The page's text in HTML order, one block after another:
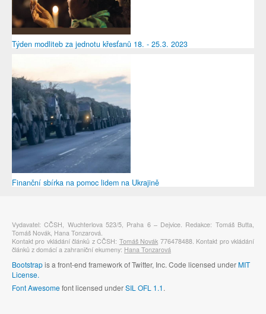
Týden modliteb za jednotu křesťanů 18. - 25.3. 2023
Finanční sbírka na pomoc lidem na Ukrajině
Vydavatel: CČSH, Wuchterlova 523/5, Praha 6 – Dejvice. Redakce: Tomáš Butta,
Tomáš Novák, Hana Tonzarová.
Kontakt pro vkládání článků z CČSH: Tomáš Novák 776478488. Kontakt pro vkládání
článků z domácí a zahraniční ekumeny: Hana Tonzarová
Bootstrapis a front-end framework of Twitter, Inc. Code licensed underMIT
License.
Font Awesomefont licensed underSIL OFL 1.1.